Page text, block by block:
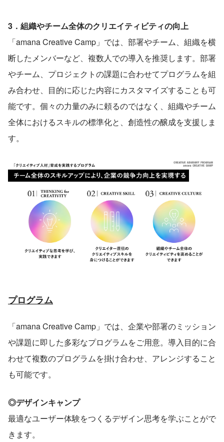
3．組織やチーム全体のクリエイティビティの向上
「amana Creative Camp」では、部署やチーム、組織を横
断したメンバーなど、複数人での導入を推奨します。部署
やチーム、プロジェクトの課題に合わせてプログラムを組
み合わせ、目的に応じた内容にカスタマイズすることも可
能です。個々の力量のみに頼るのではなく、組織やチーム
全体におけるスキルの標準化と、創造性の醸成を支援しま
す。
プログラム
「amana Creative Camp」では、企業や部署のミッション
や課題に即した多彩なプログラムをご用意。導入目的に合
わせて複数のプログラムを掛け合わせ、アレンジすること
も可能です。
◎デザインキャンプ
最適なユーザー体験をつくるデザイン思考を学ぶことがで
きます。